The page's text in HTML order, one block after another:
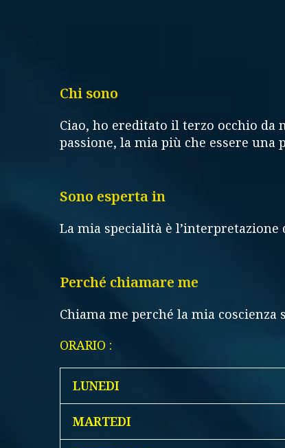
Chi sono
Ciao, ho ereditato il terzo occhio da
passione, la mia più che essere una
Sono esperta in
La mia specialità è l’interpretazione
Perché chiamare me
Chiama me perché la mia
ORARIO :
LUNEDI
MARTEDI